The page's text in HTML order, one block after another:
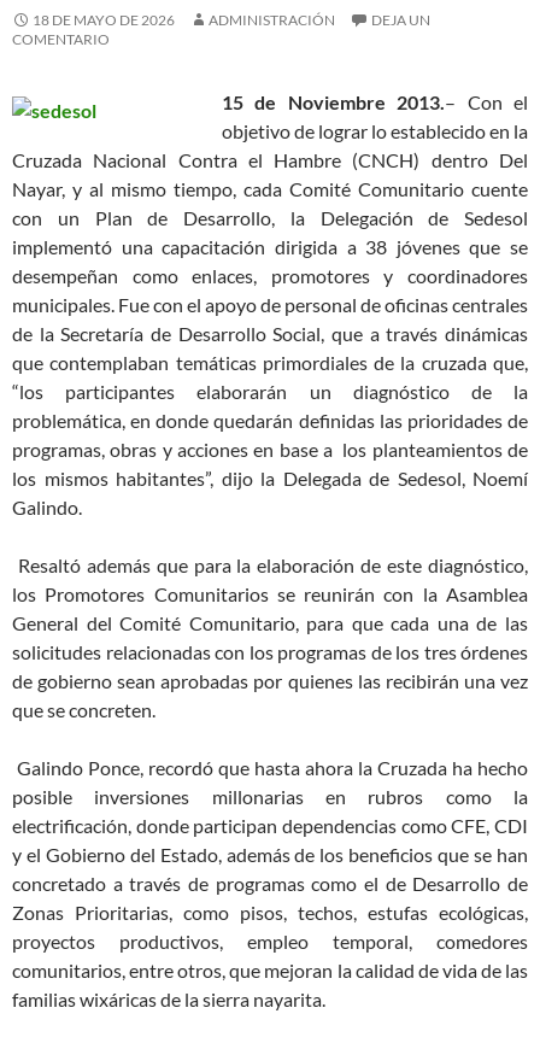
18 DE MAYO DE 2026 ADMINISTRACIÓN
DEJA UN
COMENTARIO
15 de Noviembre 2013.– Con el
objetivo de lograr lo establecido en la
Cruzada Nacional Contra el Hambre (CNCH) dentro Del
Nayar, y al mismo tiempo, cada Comité Comunitario cuente
con un Plan de Desarrollo, la Delegación de Sedesol
implementó una capacitación dirigida a 38 jóvenes que se
desempeñan como enlaces, promotores y coordinadores
municipales. Fue con el apoyo de personal de oficinas centrales
de la Secretaría de Desarrollo Social, que a través dinámicas
que contemplaban temáticas primordiales de la cruzada que,
“los participantes elaborarán un diagnóstico de la
problemática, en donde quedarán definidas las prioridades de
programas, obras y acciones en base a los planteamientos de
los mismos habitantes”, dijo la Delegada de Sedesol, Noemí
Galindo.
Resaltó además que para la elaboración de este diagnóstico,
los Promotores Comunitarios se reunirán con la Asamblea
General del Comité Comunitario, para que cada una de las
solicitudes relacionadas con los programas de los tres órdenes
de gobierno sean aprobadas por quienes las recibirán una vez
que se concreten.
Galindo Ponce, recordó que hasta ahora la Cruzada ha hecho
posible inversiones millonarias en rubros como la
electrificación, donde participan dependencias como CFE, CDI
y el Gobierno del Estado, además de los beneficios que se han
concretado a través de programas como el de Desarrollo de
Zonas Prioritarias, como pisos, techos, estufas ecológicas,
proyectos productivos, empleo temporal, comedores
comunitarios, entre otros, que mejoran la calidad de vida de las
familias wixáricas de la sierra nayarita.